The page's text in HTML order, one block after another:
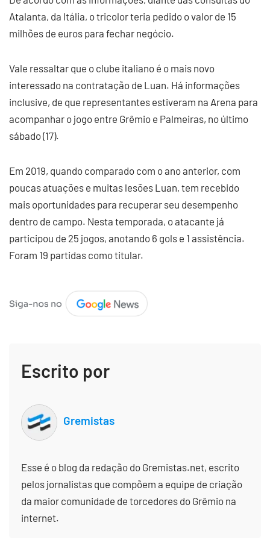
Atalanta, da Itália, o tricolor teria pedido o valor de 15
milhões de euros para fechar negócio.
Vale ressaltar que o clube italiano é o mais novo
interessado na contratação de Luan. Há informações
inclusive, de que representantes estiveram na Arena para
acompanhar o jogo entre Grêmio e Palmeiras, no último
sábado (17).
Em 2019, quando comparado com o ano anterior, com
poucas atuações e muitas lesões Luan, tem recebido
mais oportunidades para recuperar seu desempenho
dentro de campo. Nesta temporada, o atacante já
participou de 25 jogos, anotando 6 gols e 1 assistência.
Foram 19 partidas como titular.
Escrito por
Gremistas
Esse é o blog da redação do Gremistas.net, escrito
pelos jornalistas que compõem a equipe de criação
da maior comunidade de torcedores do Grêmio na
internet.